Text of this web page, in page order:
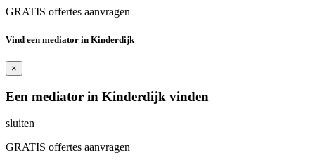
GRATIS offertes aanvragen
Vind een mediator in Kinderdijk
×
Een mediator in Kinderdijk vinden
sluiten
GRATIS offertes aanvragen